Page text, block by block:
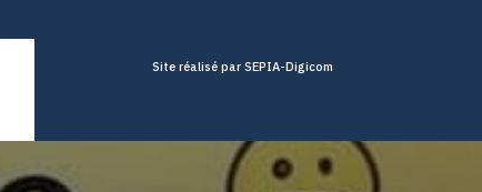
Site réalisé par SEPIA-Digicom